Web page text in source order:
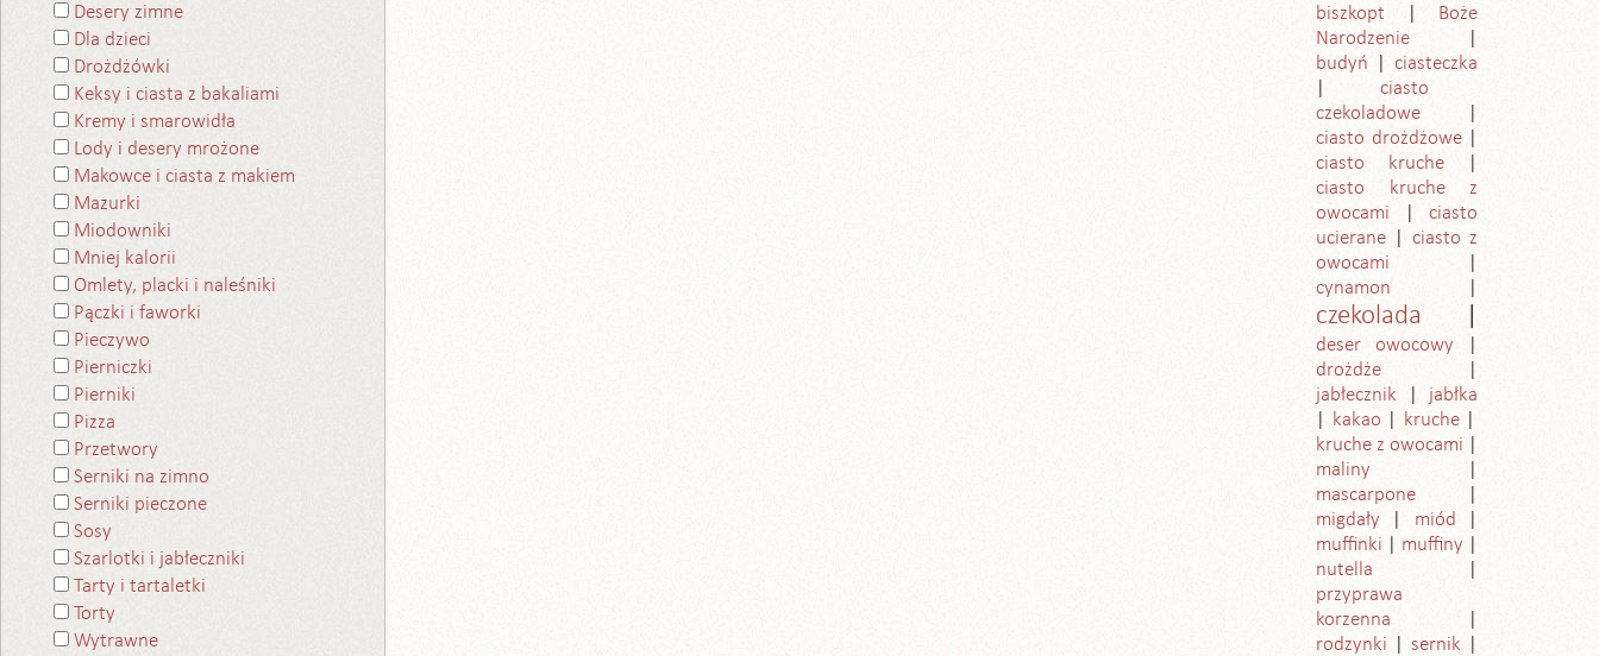
Desery zimne
Dla dzieci
Drożdżówki
Keksy i ciasta z bakaliami
Kremy i smarowidła
Lody i desery mrożone
Makowce i ciasta z makiem
Mazurki
Miodowniki
Mniej kalorii
Omlety, placki i naleśniki
Pączki i faworki
Pieczywo
Pierniczki
Pierniki
Pizza
Przetwory
Serniki na zimno
Serniki pieczone
Sosy
Szarlotki i jabłeczniki
Tarty i tartaletki
Torty
Wytrawne
biszkopt
Boże
Narodzenie
budyń
ciasteczka
ciasto
czekoladowe
ciasto drożdżowe
ciasto kruche
ciasto kruche z
owocami
ciasto
ucierane
ciasto z
owocami
cynamon
czekolada
deser owocowy
drożdże
jabłecznik
jabłka
kakao
kruche
kruche z owocami
maliny
mascarpone
migdały
miód
muffinki
muffiny
nutella
przyprawa
korzenna
rodzynki
sernik